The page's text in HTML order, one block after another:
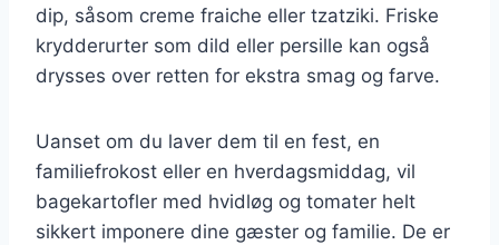
dip, såsom creme fraiche eller tzatziki. Friske
krydderurter som dild eller persille kan også
drysses over retten for ekstra smag og farve.
Uanset om du laver dem til en fest, en
familiefrokost eller en hverdagsmiddag, vil
bagekartofler med hvidløg og tomater helt
sikkert imponere dine gæster og familie. De er